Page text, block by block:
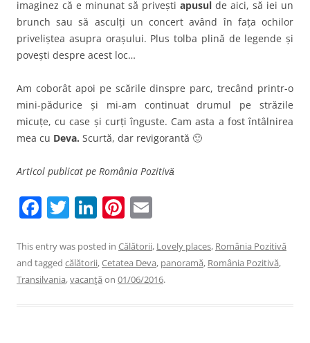
imaginez că e minunat să privești apusul de aici, să iei un
brunch sau să asculți un concert având în fața ochilor
priveliștea asupra orașului. Plus tolba plină de legende și
povești despre acest loc…
Am coborât apoi pe scările dinspre parc, trecând printr-o
mini-pădurice și mi-am continuat drumul pe străzile
micuțe, cu case și curți înguste. Cam asta a fost întâlnirea
mea cu Deva. Scurtă, dar revigorantă 🙂
Articol publicat pe România Pozitivă
F
c
e
T
itt
er
Li
k
e
Pi
er
e
ai
l
This entry was posted in Călătorii, Lovely places, România Pozitivă
and tagged călătorii,Cetatea Deva, panoramă, România Pozitivă,
Transilvania,vacanţă on 01/06/2016.